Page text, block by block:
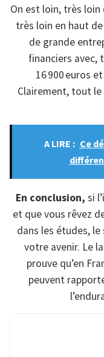
On est loin, très loin
très loin en haut
de grande
financiers avec,
16 900 euros
Clairement, tout le
A LIRE : Ce
En conclusion, si
et que vous rêvez
dans les études,
votre avenir. Le
prouve qu’en
peuvent